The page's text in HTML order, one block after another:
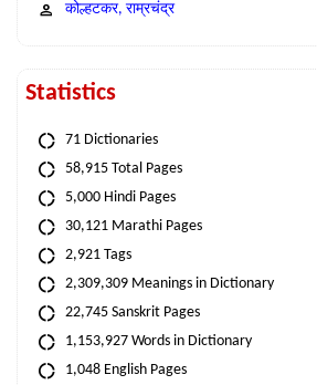
कोल्हटकर, राम्रचंद्र
Statistics
71 Dictionaries
58,915 Total Pages
5,000 Hindi Pages
30,121 Marathi Pages
2,921 Tags
2,309,309 Meanings in Dictionary
22,745 Sanskrit Pages
1,153,927 Words in Dictionary
1,048 English Pages